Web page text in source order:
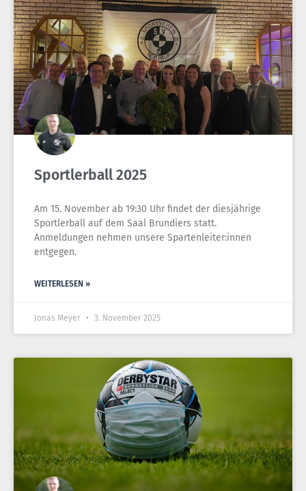
Sportlerball 2025
Am 15. November ab 19:30 Uhr findet der diesjährige
Sportlerball auf dem Saal Brundiers statt.
Anmeldungen nehmen unsere Spartenleiter:innen
entgegen.
WEITERLESEN »
Jonas Meyer 3. November 2025